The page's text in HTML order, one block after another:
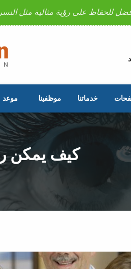
للحفاظ على رؤية مثالية مثل
خدماتنا موظفينا موعد
كيف يمكن